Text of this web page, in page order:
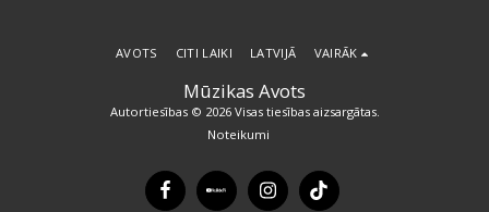
Mūzikas Avots
Autortiesības © 2026 Visas tiesības aizsargātas.
Noteikumi
AVOTS CITI LAIKI LATVIJĀ VAIRĀK